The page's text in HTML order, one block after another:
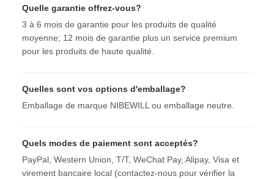
Quelle garantie offrez-vous?
3 à 6 mois de garantie pour les produits de qualité
moyenne; 12 mois de garantie plus un service premium
pour les produits de haute qualité.
Quelles sont vos options d'emballage?
Emballage de marque NIBEWILL ou emballage neutre.
Quels modes de paiement sont acceptés?
PayPal, Western Union, T/T, WeChat Pay, Alipay, Visa et
virement bancaire local (contactez-nous pour vérifier la